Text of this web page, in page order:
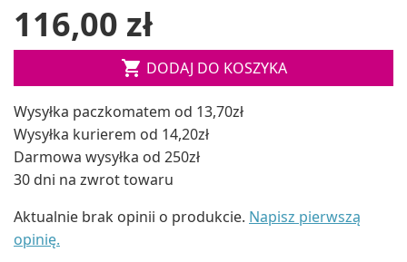
116,00 zł
 DODAJ DO KOSZYKA
Wysyłka paczkomatem od 13,70zł
Wysyłka kurierem od 14,20zł
Darmowa wysyłka od 250zł
30 dni na zwrot towaru
Aktualnie brak opinii o produkcie. Napisz pierwszą
opinię.